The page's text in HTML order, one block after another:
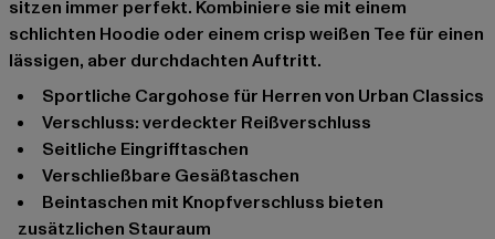
sitzen immer perfekt. Kombiniere sie mit einem
schlichten Hoodie oder einem crisp weißen Tee für einen
lässigen, aber durchdachten Auftritt.
sportliche Cargohose für Herren von Urban Classics
Verschluss: verdeckter Reißverschluss
seitliche Eingrifftaschen
verschließbare Gesäßtaschen
Beintaschen mit Knopfverschluss bieten
zusätzlichen Stauraum